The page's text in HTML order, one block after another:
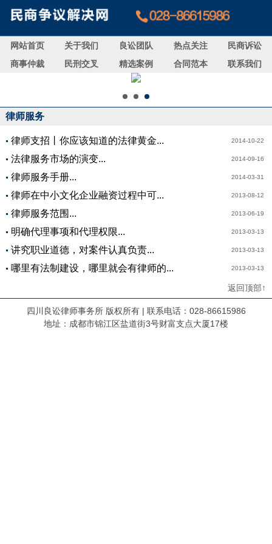
网站首页 关于我们 良讼团队 热点关注
民商诉讼
商事仲裁
民刑交叉 精选案例 合同范本 联系我们
律师服务
律师支招丨你应该知道的法律黄金... 2014-10-22
法律服务市场的演变... 2014-09-16
律师服务手册... 2014-03-31
律师在中小文化企业融资过程中可... 2013-08-12
律师服务范围... 2013-06-19
明确代理事项和代理权限... 2013-03-13
讲究职业道德，对案件认真负责... 2013-03-13
哪里有法制建设，哪里就会有律师的... 2013-03-13
返回顶部↑
四川良讼律师事务所 版权所有 | 联系电话：028-86615986
地址：成都市锦江区盐道街3号财富支点大厦17楼